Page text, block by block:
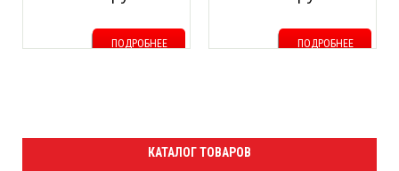
ПОДРОБНЕЕ ПОДРОБНЕЕ
КАТАЛОГ ТОВАРОВ